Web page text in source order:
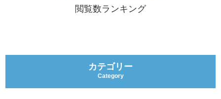
閲覧数ランキング
カテゴリー
Category